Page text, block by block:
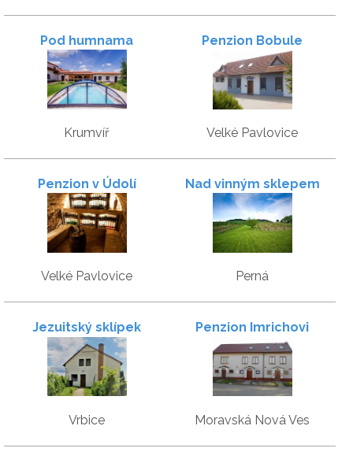
Pod humnama
Krumvíř
Penzion Bobule
Velké Pavlovice
Penzion v Údolí
Velké Pavlovice
Nad vinným sklepem
Perná
Jezuitský sklípek
Vrbice
Penzion Imrichovi
Moravská Nová Ves